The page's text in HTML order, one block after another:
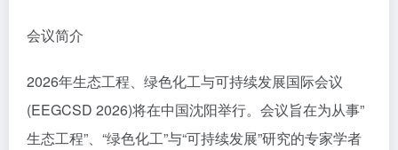
会议简介
2026年生态工程、绿色化工与可持续发展国际会议
(EEGCSD 2026)将在中国沈阳举行。会议旨在为从事”
生态工程”、“绿色化工”与“可持续发展”研究的专家学者